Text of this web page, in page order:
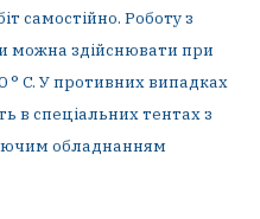
самостійно. Роботу з
можна здійснювати при
° C. У противних випадках
в спеціальних тентах з
обладнанням